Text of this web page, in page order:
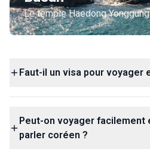
Le temple Haedong
Faut-il un visa pour voyager
Peut-on voyager facilement
parler coréen ?